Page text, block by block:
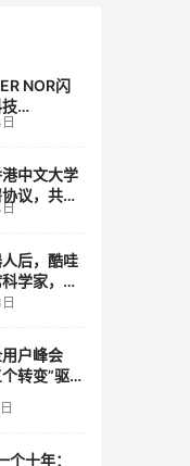
NOR闪
认证，全
中文大学
协议，共建
计算联合
后，酷哇
学家，要
生产力
户峰会
转变”驱动
个十年：